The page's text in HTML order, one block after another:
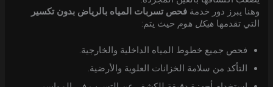
وهنا يبرز دور خدمةفحص تسربات المياه بالرياض بدون تكسير
التي تقدمهاهيكل هوم حيث يتم:
فحص جميع خطوط المياه الداخلية والخارجية.
التأكد من سلامة الخزانات العلوية والأرضية.